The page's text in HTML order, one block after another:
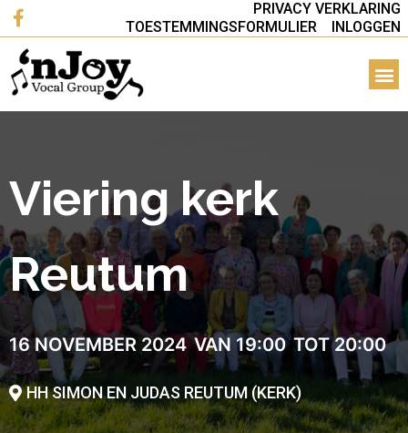
PRIVACY VERKLARING
TOESTEMMINGSFORMULIER
INLOGGEN
Viering kerk
Reutum
16 NOVEMBER 2024 VAN 19:00 TOT 20:00
HH SIMON EN JUDAS REUTUM (KERK)